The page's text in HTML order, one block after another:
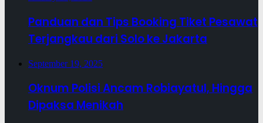
Panduan dan Tips Booking Tiket Pesawat
Terjangkau dari Solo ke Jakarta
September 19, 2025
Oknum Polisi Ancam Robiayatul, Hingga
Dipaksa Menikah